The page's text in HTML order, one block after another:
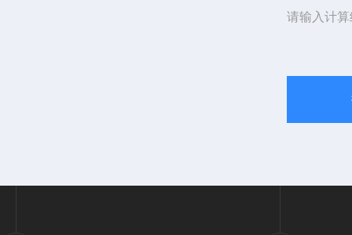
请输入计